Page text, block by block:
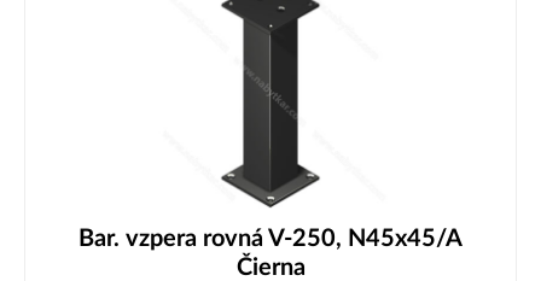
Bar. vzpera rovná V-250, N45x45/A
Čierna